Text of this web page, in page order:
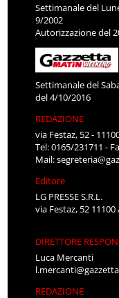
Settimanale del
9/2002
Autorizzazione del
Settimanale del
del 4/10/2016
REDAZIONE
via Festaz, 52 -
Tel: 0165/231711 -
Mail:
Editore
LG PRESSE S.R.L.
via Festaz, 52 11100
DIRETTORE
Luca Mercanti
REDAZIONE